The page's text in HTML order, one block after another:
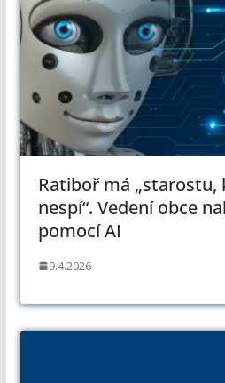
Ratiboř má „starostu,
nespí“. Vedení obce
pomocí AI
9.4.2026